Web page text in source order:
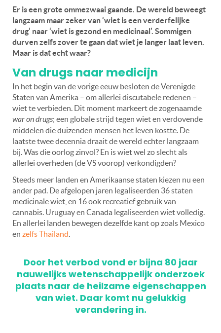
Er is een grote ommezwaai gaande. De wereld beweegt
langzaam maar zeker van ‘wiet is een verderfelijke
drug’ naar ‘wiet is gezond en medicinaal’. Sommigen
durven zelfs zover te gaan dat wiet je langer laat leven.
Maar is dat echt waar?
Van drugs naar medicijn
In het begin van de vorige eeuw besloten de Verenigde
Staten van Amerika – om allerlei discutabele redenen –
wiet te verbieden. Dit moment markeert de zogenaamde
war on drugs; een globale strijd tegen wiet en verdovende
middelen die duizenden mensen het leven kostte. De
laatste twee decennia draait de wereld echter langzaam
bij. Was die oorlog zinvol? En is wiet wel zo slecht als
allerlei overheden (de VS voorop) verkondigden?
Steeds meer landen en Amerikaanse staten kiezen nu een
ander pad. De afgelopen jaren legaliseerden 36 staten
medicinale wiet, en 16 ook recreatief gebruik van
cannabis. Uruguay en Canada legaliseerden wiet volledig.
En allerlei landen bewegen dezelfde kant op zoals Mexico
en zelfs Thailand.
Door het verbod vond er bijna 80 jaar
nauwelijks wetenschappelijk onderzoek
plaats naar de heilzame eigenschappen
van wiet. Daar komt nu gelukkig
verandering in.